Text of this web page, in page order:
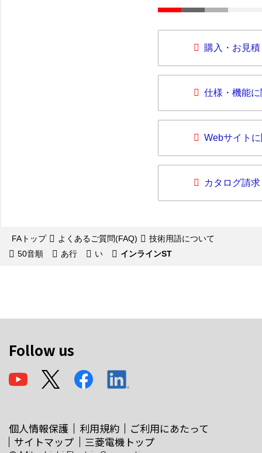
購入・お見
仕様・機能
Webサイト
カタログ請求
FAトップ よくあるご質問(FAQ)
技術用語について
50音順
あ行 い インラインST
Follow us
個人情報保護 利用規約
ご利用にあたって
サイトマップ
三菱電機トップ